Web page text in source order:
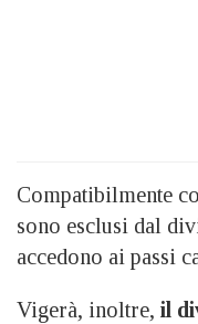
Compatibilmente
sono esclusi dal
accedono ai passi
Vigerà, inoltre, il